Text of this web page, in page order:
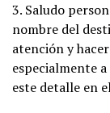
3. Saludo
nombre del
atención y
especialmente
este detalle en